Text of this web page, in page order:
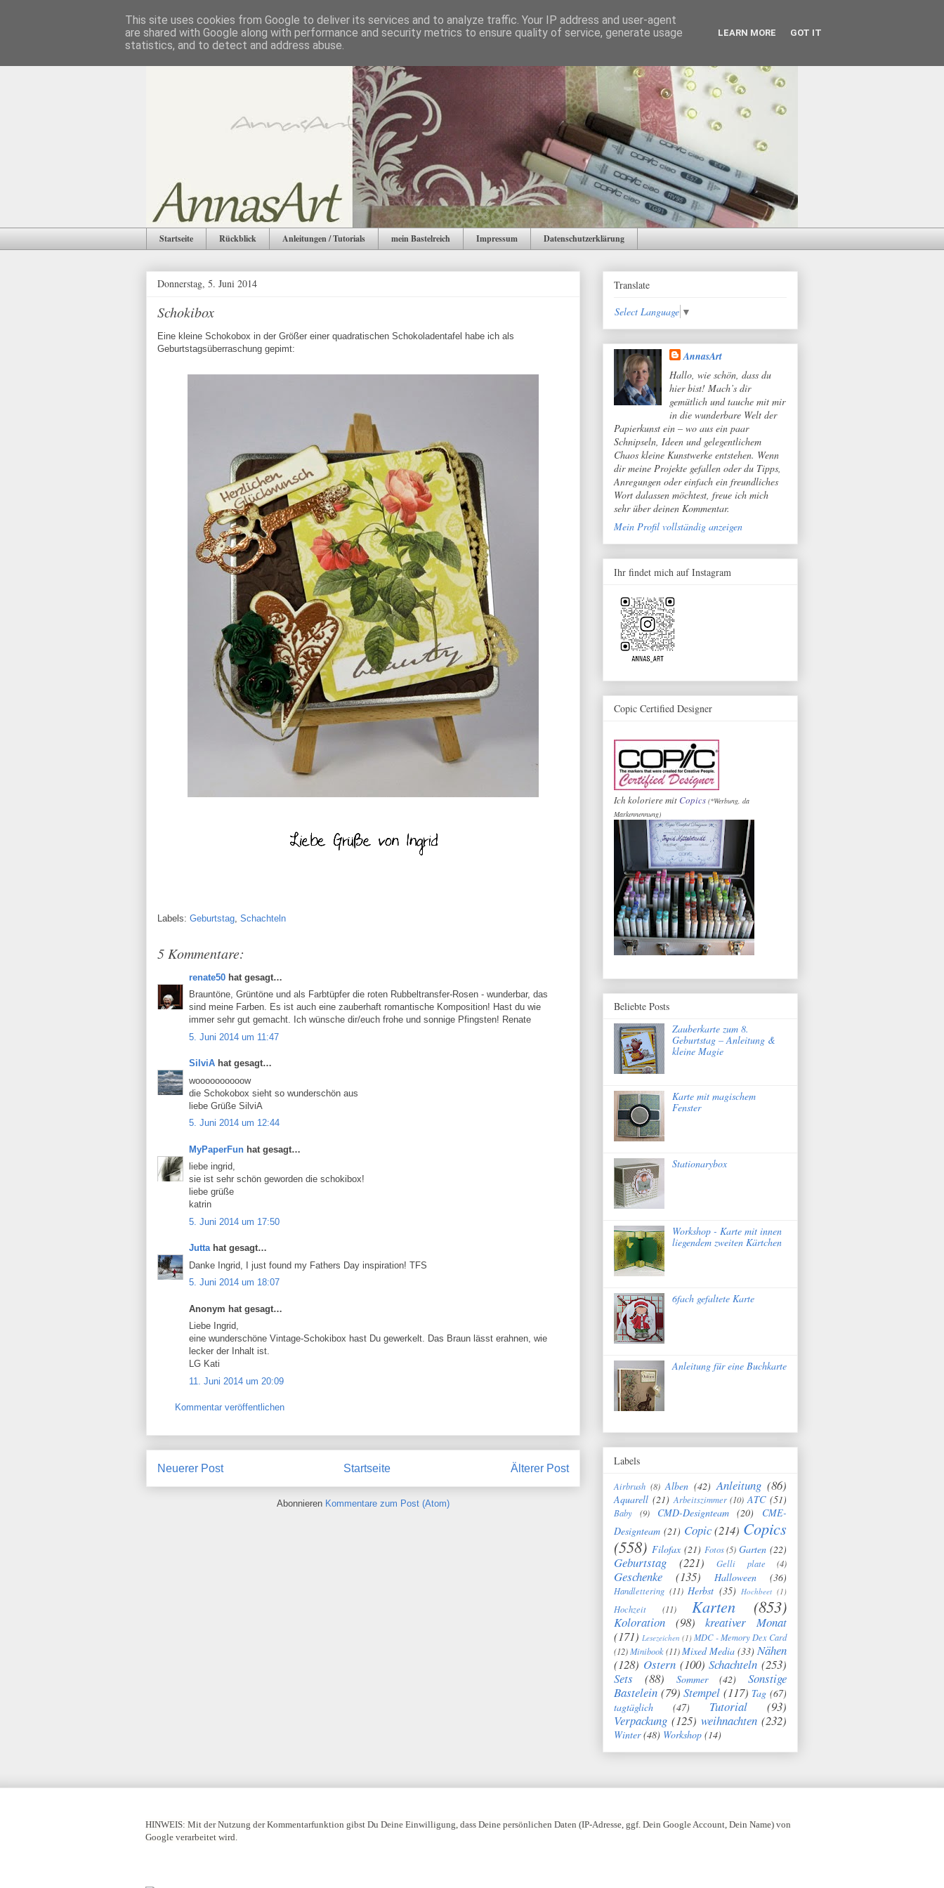
Startseite Rückblick Anleitungen / Tutorials mein Bastelreich Impressum Datenschutzerklärung
Donnerstag, 5. Juni 2014
Schokibox
Eine kleine Schokobox in der Größer einer quadratischen Schokoladentafel habe ich als
Geburtstagsüberraschung gepimt:
Labels: Geburtstag Schachteln
5 Kommentare:
renate50 hat gesagt…
Brauntöne, Grüntöne und als Farbtüpfer die roten Rubbeltransfer-Rosen - wunderbar, das
sind meine Farben. Es ist auch eine zauberhaft romantische Komposition! Hast du wie
immer sehr gut gemacht. Ich wünsche dir/euch frohe und sonnige Pfingsten! Renate
5. Juni 2014 um 11:47
SilviA hat gesagt…
woooooooooow
die Schokobox sieht so wunderschön aus
liebe Grüße SilviA
5. Juni 2014 um 12:44
MyPaperFun hat gesagt…
liebe ingrid,
sie ist sehr schön geworden die schokibox!
liebe grüße
katrin
5. Juni 2014 um 17:50
Jutta hat gesagt…
Danke Ingrid, I just found my Fathers Day inspiration! TFS
5. Juni 2014 um 18:07
Anonym hat gesagt…
Liebe Ingrid,
eine wunderschöne Vintage-Schokibox hast Du gewerkelt. Das Braun lässt erahnen, wie
lecker der Inhalt ist.
LG Kati
11. Juni 2014 um 20:09
Kommentar veröffentlichen
Neuerer Post Älterer Post
Startseite
Abonnieren Kommentare zum Post (Atom)
Translate
Select Language ▼
AnnasArt
Hallo, wie schön, dass du
hier bist! Mach’s dir
gemütlich und tauche mit mir
in die wunderbare Welt der
Papierkunst ein – wo aus ein paar
Schnipseln, Ideen und gelegentlichem
Chaos kleine Kunstwerke entstehen. Wenn
dir meine Projekte gefallen oder du Tipps,
Anregungen oder einfach ein freundliches
Wort dalassen möchtest, freue ich mich
sehr über deinen Kommentar.
Mein Profil vollständig anzeigen
Ihr findet mich auf Instagram
Copic Certified Designer
Ich koloriere mit Copics (*Werbung, da
Markennennung)
Beliebte Posts
Zauberkarte zum 8.
Geburtstag – Anleitung &
kleine Magie
Karte mit magischem
Fenster
Stationarybox
Workshop - Karte mit innen
liegendem zweiten Kärtchen
6fach gefaltete Karte
Anleitung für eine Buchkarte
Labels
Airbrush (8) Alben (42) Anleitung (86)
Aquarell (21) Arbeitszimmer (10) ATC (51)
Baby (9) CMD-Designteam (20)
CME-
Designteam (21) Copic (214) Copics
(558) Filofax (21) Fotos (5) Garten (22)
Geburtstag (221) Gelli plate (4)
Geschenke (135) Halloween (36)
Handlettering (11) Herbst (35) Hochbeet (1)
Hochzeit (11) Karten (853)
Koloration (98)
kreativer Monat
(171) Lesezeichen (1) MDC - Memory Dex Card
(12)Minibook(11) Mixed Media (33) Nähen
(128) Ostern (100) Schachteln (253)
Sets
(88) Sommer (42)
Sonstige
Bastelein (79) Stempel (117) Tag (67)
tagtäglich
(47) Tutorial
(93)
Verpackung (125) weihnachten (232)
Winter (48) Workshop (14)
HINWEIS: Mit der Nutzung der Kommentarfunktion gibst Du Deine Einwilligung, dass Deine persönlichen Daten (IP-Adresse, ggf. Dein Google Account, Dein Name) von
Google verarbeitet wird.
This site uses cookies from Google to deliver its services and to analyze traffic. Your IP address and user-agent
are shared with Google along with performance and security metrics to ensure quality of service, generate usage
statistics, and to detect and address abuse.
LEARN MORE GOT IT